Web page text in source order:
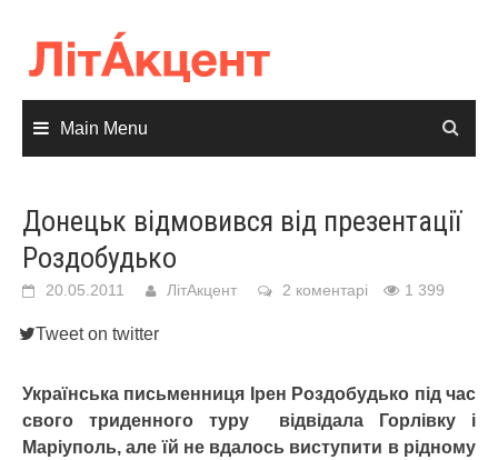
content
Main Menu
Донецьк відмовився від презентації
Роздобудько
20.05.2011 ЛітАкцент 2 коментарі 1 399
Tweet on twitter
Українська письменниця Ірен Роздобудько під час
свого триденного туру відвідала Горлівку і
Маріуполь, але їй не вдалось виступити в рідному